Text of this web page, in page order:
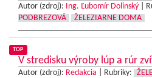
Autor (zdroj): Ing. Ľubomír Dolinský
PODBREZOVÁ
ŽELEZIARNE DOMA
TOP
V stredisku výroby lúp a rúr
Autor (zdroj): Redakcia Rubriky: